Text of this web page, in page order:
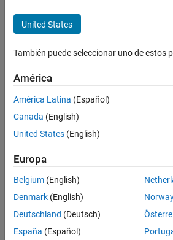
United States
También puede seleccionar uno de estos
América
América Latina (Español)
Canada (English)
United States (English)
Europa
Belgium (English)
Denmark (English)
Deutschland (Deutsch)
España (Español)
Centro de confianza
Marcas
Política de privacidad
Antipiratería
Información de contacto
© 1994-2026 The MathWorks, Inc.